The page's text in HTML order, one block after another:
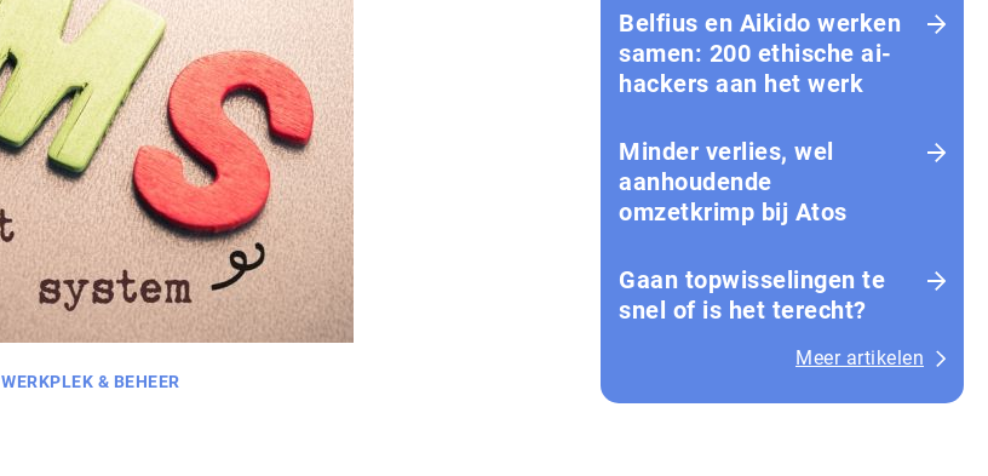
WERKPLEK & BEHEER
Belfius en Aikido werken
samen: 200 ethische ai-
hackers aan het werk
Minder verlies, wel
aanhoudende
omzetkrimp bij Atos
Gaan topwisselingen te
snel of is het terecht?
Meer artikelen